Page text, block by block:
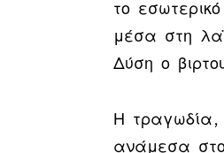
το
μέσα στη
Δύση ο
Η τραγωδία,
ανάμεσα